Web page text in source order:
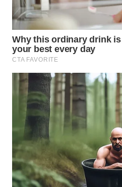
WAHANA
NEWS
WAHANA
TANI
WAHANA
ADVOKAT
WAHANA
INFRASTRUKTUR
WAHANA
KONSUMEN